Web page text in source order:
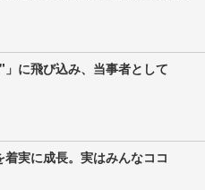
に飛び込み、当事者として
実に成長。実はみんなココ